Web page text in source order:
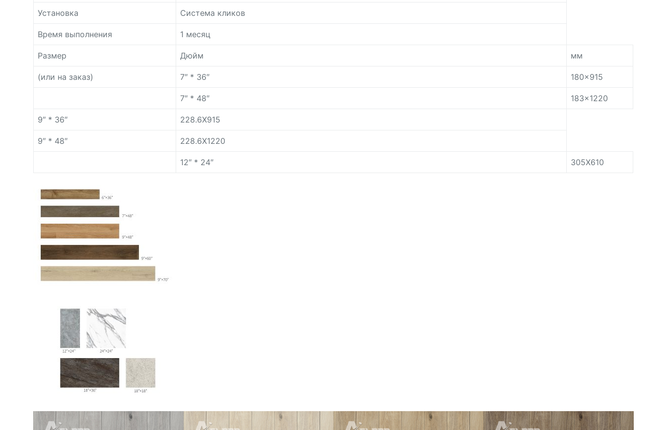
Установка Система кликов
Время выполнения 1 месяц
Размер Дюйм мм
(или на заказ) 7″ * 36″ 180×915
7″ * 48″ 183×1220
9″ * 36″ 228.6X915
9″ * 48″ 228.6X1220
12″ * 24″ 305X610